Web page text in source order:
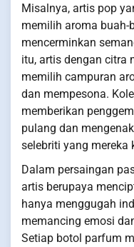
Misalnya, artis pop
memilih aroma buah-
mencerminkan
itu, artis dengan citra
memilih campuran
dan mempesona.
memberikan
pulang dan
selebriti yang mereka
Dalam persaingan
artis berupaya
hanya menggugah
memancing emosi
Setiap botol parfum